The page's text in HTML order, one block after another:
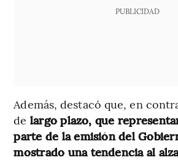
PUBLICIDAD
Además, destacó que, en
de largo plazo, que
parte de la emisión del
mostrado una tendencia al